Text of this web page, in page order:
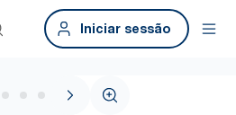
Iniciar sessão
1 / 4